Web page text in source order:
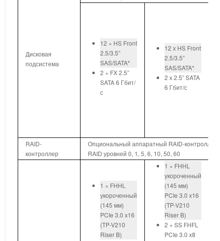
Дисковая
подсистема
12 × HS Front
2.5/3.5”
SAS/SATA*
2 × FX 2.5”
SATA 6 Гбит/
с
12 х HS Front
2.5/3.5”
SAS/SATA*
2 х 2.5” SATA
6 Гбит/с
RAID-
контроллер
Опциональный аппаратный RAID-контроллер
RAID уровней 0, 1, 5, 6, 10, 50, 60
1 × FHHL
укороченный
(145 мм)
PCIe 3.0 x16
(TP-V210
Riser B)
1 × FHHL
укороченный
(145 мм)
PCIe 3.0 x16
(TP-V210
Riser B)
2 × SS FHFL
PCIe 3.0 x8